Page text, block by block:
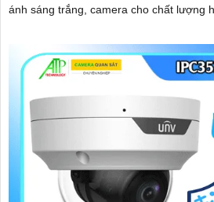
ánh sáng trắng, camera cho chất lượng